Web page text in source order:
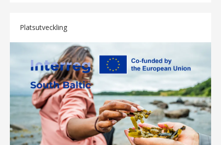
Platsutveckling